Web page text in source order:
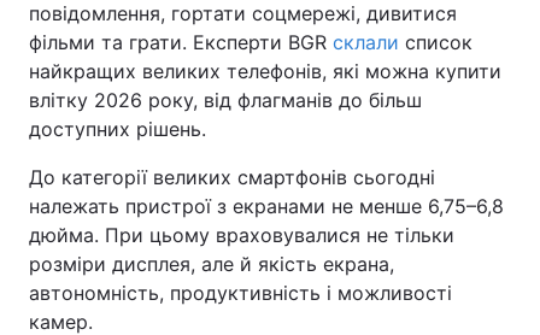
повідомлення, гортати соцмережі, дивитися
фільми та грати. Експерти BGR склали список
найкращих великих телефонів, які можна купити
влітку 2026 року, від флагманів до більш
доступних рішень.
До категорії великих смартфонів сьогодні
належать пристрої з екранами не менше 6,75–6,8
дюйма. При цьому враховувалися не тільки
розміри дисплея, але й якість екрана,
автономність, продуктивність і можливості
камер.